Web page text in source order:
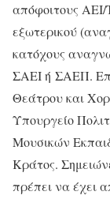
απόφοιτους ΑΕΙ/
εξωτερικού
κατόχους
ΣΑΕΙ ή ΣΑΕΠ.
Θεάτρου και
Υπουργείο
Μουσικών
Κράτος.
πρέπει να έχει